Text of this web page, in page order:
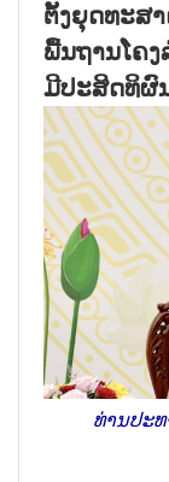
ຕັ້ງຍຸດທະສ
ພື້ນຖານໂຄ
ມີປະສິດທິຜົ
ທ່ານປະ